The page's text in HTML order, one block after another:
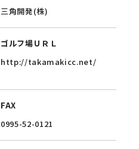
三角開発(株)
ゴルフ場ＵＲＬ
http://takamakicc.net/
FAX
0995-52-0121